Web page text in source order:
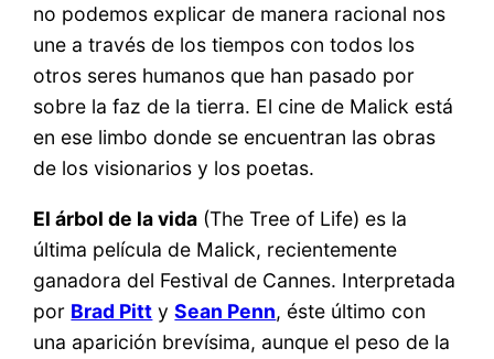
no podemos explicar de manera racional nos
une a través de los tiempos con todos los
otros seres humanos que han pasado por
sobre la faz de la tierra. El cine de Malick está
en ese limbo donde se encuentran las obras
de los visionarios y los poetas.
El árbol de la vida (The Tree of Life) es la
última película de Malick, recientemente
ganadora del Festival de Cannes. Interpretada
por Brad Pitt ySean Penn, éste último con
una aparición brevísima, aunque el peso de la